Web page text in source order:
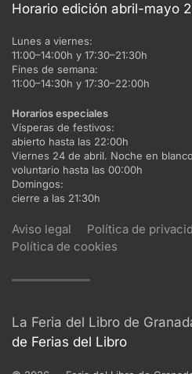
Horario edición abril-mayo
Lunes a viernes:
11:00–14:00h y 17:30–21:30h
Fines de semana:
11:00–14:30h y 17:30–22:00h
Horarios especiales
Vísperas de festivos:
abierto hasta las 22:00h
Viernes 24 de abril. Noche en
voluntario hasta las 00:00h
Domingos:
cierre a las 21:30h
Aviso legal
Política de
Política de cookies
La Feria del Libro de
de Ferias del Libro